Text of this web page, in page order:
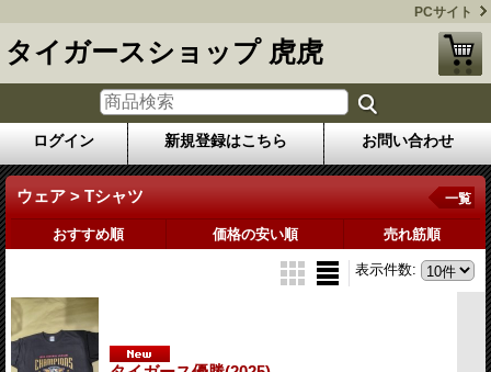
PCサイト
タイガースショップ 虎虎
ログイン 新規登録はこちら お問い合わせ
ウェア > Tシャツ 一覧
おすすめ順 価格の安い順 売れ筋順
表示件数: